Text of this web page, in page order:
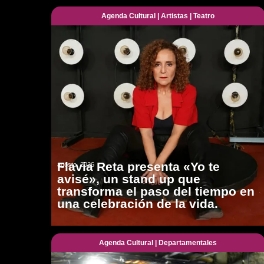
Agenda Cultural |Artistas |Teatro
agosto, 2026
Flavia Reta presenta «Yo te
avisé», un stand up que
transforma el paso del tiempo en
una celebración de la vida.
Agenda Cultural Departamentales